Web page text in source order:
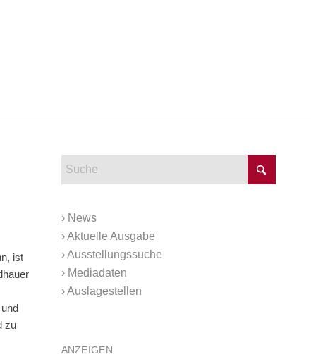
ist
zu
› News
›Aktuelle Ausgabe
›Ausstellungssuche
› Mediadaten
›Auslagestellen
ANZEIGEN